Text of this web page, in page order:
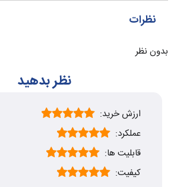
نظرات
بدون نظر
نظر بدهید
ارزش خرید:
عملکرد:
قابلیت ها:
کیفیت: